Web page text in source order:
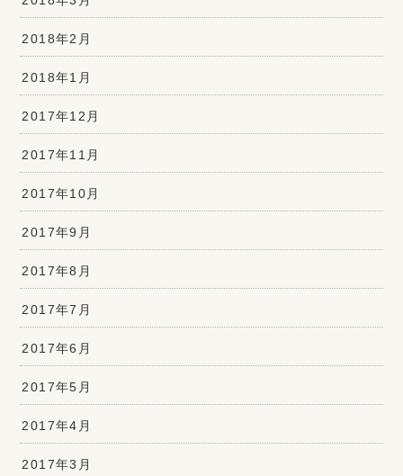
2018年2月
2018年1月
2017年12月
2017年11月
2017年10月
2017年9月
2017年8月
2017年7月
2017年6月
2017年5月
2017年4月
2017年3月